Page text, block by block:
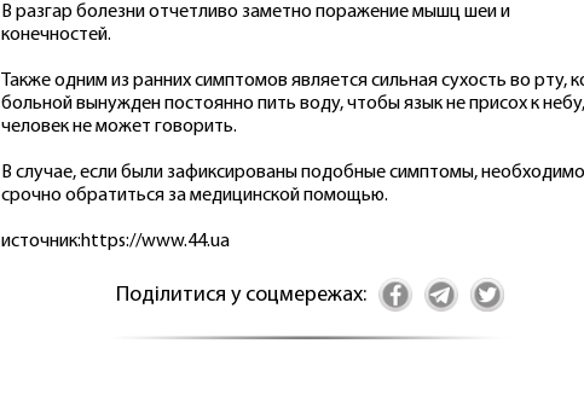
В разгар болезни отчетливо заметно поражение мышц шеи и
конечностей.
Также одним из ранних симптомов является сильная сухость во рту,
больной вынужден постоянно пить воду, чтобы язык не присох к небу,
человек не может говорить.
В случае, если были зафиксированы подобные симптомы, необходимо
срочно обратиться за медицинской помощью.
источник:https://www.44.ua
Поділитися у соцмережах: